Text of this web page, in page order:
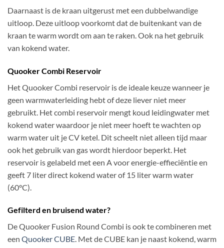
Daarnaast is de kraan uitgerust met een dubbelwandige
uitloop. Deze uitloop voorkomt dat de buitenkant van de
kraan te warm wordt om aan te raken. Ook na het gebruik
van kokend water.
QuookerCombi Reservoir
Het Quooker Combi reservoir is de ideale keuze wanneer je
geen warmwaterleiding hebt of deze liever niet meer
gebruikt. Het combi reservoir mengt koud leidingwater met
kokend water waardoor je niet meer hoeft te wachten op
warm water uit je CV ketel. Dit scheelt niet alleen tijd maar
ook het gebruik van gas wordt hierdoor beperkt. Het
reservoir is gelabeld met een A voor energie-effieciëntie en
geeft 7 liter direct kokend water of 15 liter warm water
(60°C).
Gefilterd en bruisend water?
De Quooker Fusion Round Combi is ook te combineren met
een Quooker CUBE. Met de CUBE kan je naast kokend, warm